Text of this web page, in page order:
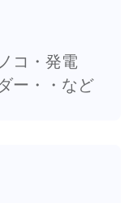
コ・発電
ー・・など